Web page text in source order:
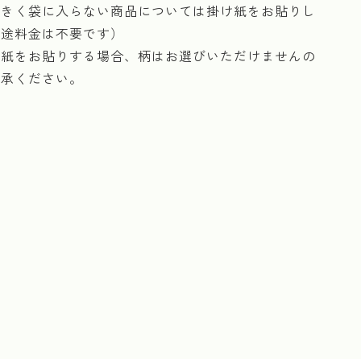
く袋に入らない商品については掛け紙をお貼りし
料金は不要です）
をお貼りする場合、柄はお選びいただけませんの
ください。